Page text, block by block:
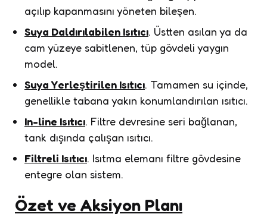
açılıp kapanmasını yöneten bileşen.
Suya Daldırılabilen Isıtıcı. Üstten asılan ya da
cam yüzeye sabitlenen, tüp gövdeli yaygın
model.
Suya Yerleştirilen Isıtıcı. Tamamen su içinde,
genellikle tabana yakın konumlandırılan ısıtıcı.
In-line Isıtıcı. Filtre devresine seri bağlanan,
tank dışında çalışan ısıtıcı.
Filtreli Isıtıcı. Isıtma elemanı filtre gövdesine
entegre olan sistem.
Özet ve Aksiyon Planı